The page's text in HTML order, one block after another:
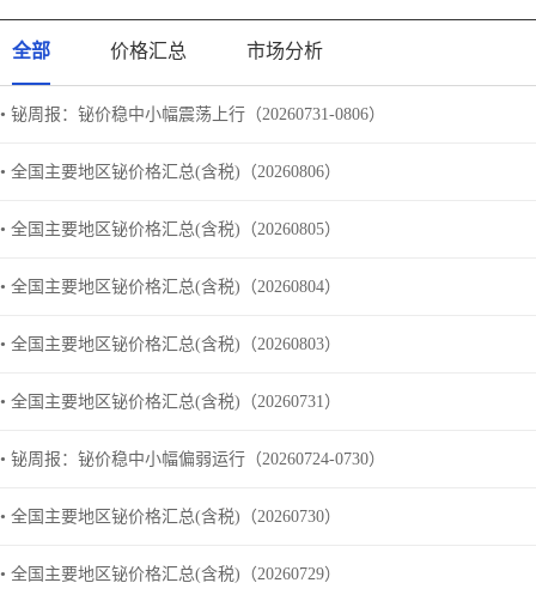
全部 价格汇总 市场分析
• 铋周报：铋价稳中小幅震荡上行（20260731-0806）
• 全国主要地区铋价格汇总(含税)（20260806）
• 全国主要地区铋价格汇总(含税)（20260805）
• 全国主要地区铋价格汇总(含税)（20260804）
• 全国主要地区铋价格汇总(含税)（20260803）
• 全国主要地区铋价格汇总(含税)（20260731）
• 铋周报：铋价稳中小幅偏弱运行（20260724-0730）
• 全国主要地区铋价格汇总(含税)（20260730）
• 全国主要地区铋价格汇总(含税)（20260729）